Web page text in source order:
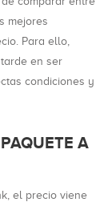
mejores
Para ello,
en ser
condiciones y
A
el precio viene